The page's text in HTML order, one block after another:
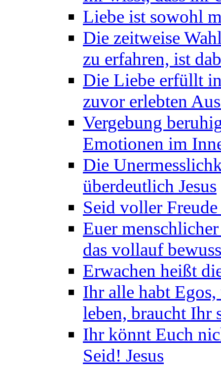
Liebe ist sowohl
Die zeitweise
zu erfahren, ist
Die Liebe erfüllt
zuvor erlebten
Vergebung
Emotionen im
Die
überdeutlich Jesus
Seid voller
Euer
das vollauf
Erwachen heißt
Ihr alle habt
leben, braucht Ihr
Ihr könnt Euch
Seid! Jesus